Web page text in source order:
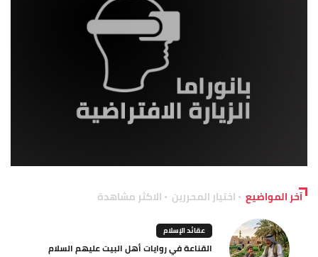
آخر المواضيع اختيار المحررين الاكثر مشاهدة
عقائد الإسلام
القناعة في روايات أهل البيت عليهم السلام